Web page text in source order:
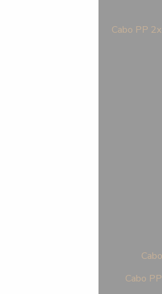
Cabo PP
Cabo